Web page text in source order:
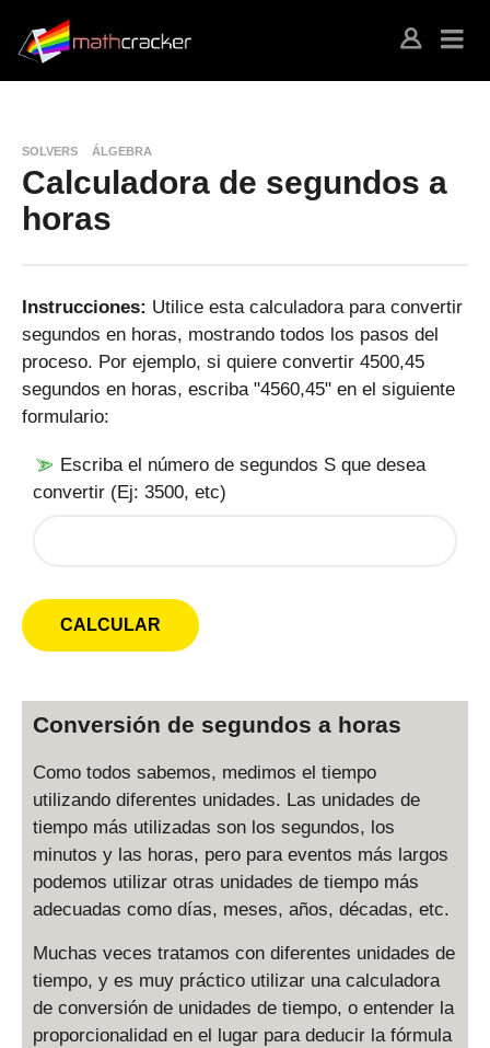
SOLVERS ÁLGEBRA
Calculadora de segundos a
horas
Instrucciones: Utilice esta calculadora para convertir
segundos en horas, mostrando todos los pasos del
proceso. Por ejemplo, si quiere convertir 4500,45
segundos en horas, escriba "4560,45" en el siguiente
formulario:
Escriba el número de segundos S que desea
convertir (Ej: 3500, etc)
Conversión de segundos a horas
Como todos sabemos, medimos el tiempo
utilizando diferentes unidades. Las unidades de
tiempo más utilizadas son los segundos, los
minutos y las horas, pero para eventos más largos
podemos utilizar otras unidades de tiempo más
adecuadas como días, meses, años, décadas, etc.
Muchas veces tratamos con diferentes unidades de
tiempo, y es muy práctico utilizar una calculadora
de conversión de unidades de tiempo, o entender la
proporcionalidad en el lugar para deducir la fórmula